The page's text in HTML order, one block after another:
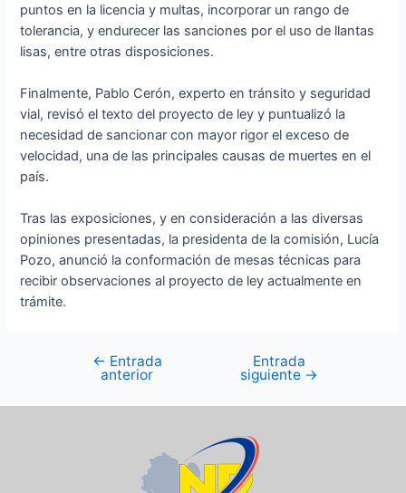
puntos en la licencia y multas, incorporar un rango de
tolerancia, y endurecer las sanciones por el uso de llantas
lisas, entre otras disposiciones.
Finalmente, Pablo Cerón, experto en tránsito y seguridad
vial, revisó el texto del proyecto de ley y puntualizó la
necesidad de sancionar con mayor rigor el exceso de
velocidad, una de las principales causas de muertes en el
país.
Tras las exposiciones, y en consideración a las diversas
opiniones presentadas, la presidenta de la comisión, Lucía
Pozo, anunció la conformación de mesas técnicas para
recibir observaciones al proyecto de ley actualmente en
trámite.
← Entrada
anterior
Entrada
siguiente →